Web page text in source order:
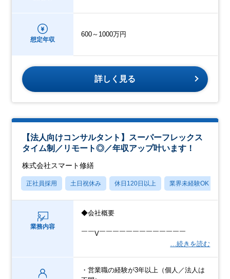
想定年収
600～1000万円
詳しく見る
【法人向けコンサルタント】スーパーフレックス
タイム制／リモート◎／年収アップ叶います！
株式会社スマート修繕
正社員採用 土日祝休み 休日120日以上 業界未経験OK
業務内容
◆会社概要
￣￣V￣￣￣￣￣￣￣￣￣￣￣￣￣
…続きを読む
・営業職の経験が3年以上（個人／法人は